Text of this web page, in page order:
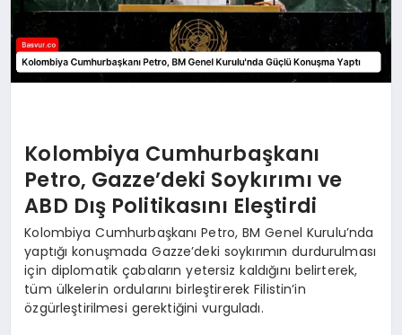
Kolombiya Cumhurbaşkanı
Petro, Gazze’deki Soykırımı ve
ABD Dış Politikasını Eleştirdi
Kolombiya Cumhurbaşkanı Petro, BM Genel Kurulu’nda
yaptığı konuşmada Gazze’deki soykırımın durdurulması
için diplomatik çabaların yetersiz kaldığını belirterek,
tüm ülkelerin ordularını birleştirerek Filistin’in
özgürleştirilmesi gerektiğini vurguladı.